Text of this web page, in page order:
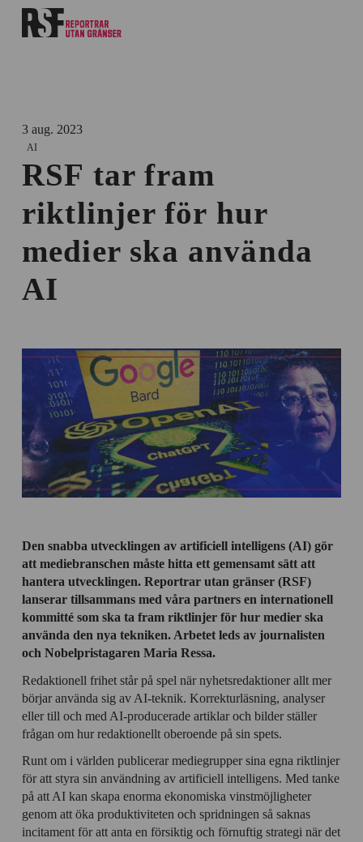
3 aug. 2023
AI
RSF tar fram
riktlinjer för hur
medier ska använda
AI
Den snabba utvecklingen av artificiell intelligens (AI) gör
att mediebranschen måste hitta ett gemensamt sätt att
hantera utvecklingen. Reportrar utan gränser (RSF)
lanserar tillsammans med våra partners en internationell
kommitté som ska ta fram riktlinjer för hur medier ska
använda den nya tekniken. Arbetet leds av journalisten
och Nobelpristagaren Maria Ressa.
Redaktionell frihet står på spel när nyhetsredaktioner allt mer
börjar använda sig av AI-teknik. Korrekturläsning, analyser
eller till och med AI-producerade artiklar och bilder ställer
frågan om hur redaktionellt oberoende på sin spets.
Runt om i världen publicerar mediegrupper sina egna riktlinjer
för att styra sin användning av artificiell intelligens. Med tanke
på att AI kan skapa enorma ekonomiska vinstmöjligheter
genom att öka produktiviteten och spridningen så saknas
incitament för att anta en försiktig och förnuftig strategi när det